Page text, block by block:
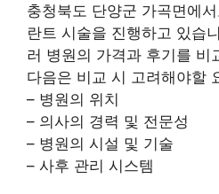
충청북도 단양군 가곡면에
란트 시술을 진행하고 있습
러 병원의 가격과 후기를 비
다음은 비교 시 고려해야할
– 병원의 위치
– 의사의 경력 및 전문성
– 병원의 시설 및 기술
– 사후 관리 시스템